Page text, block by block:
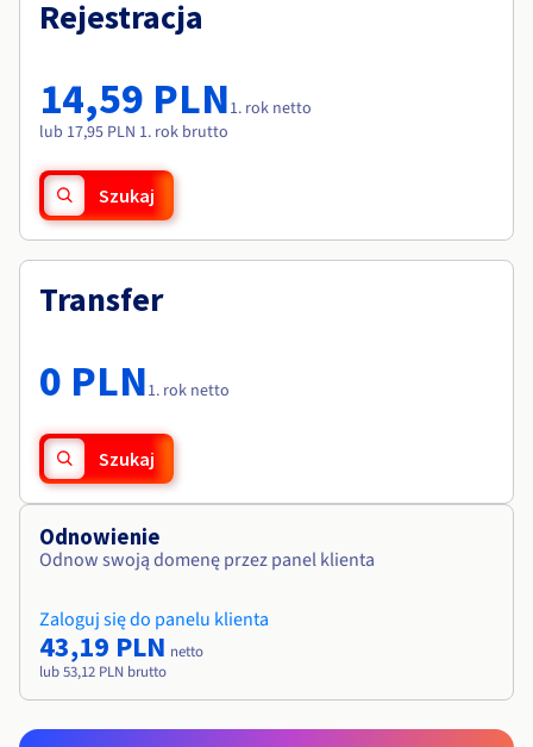
Cennik
Roadmap & Changelog
Monitorowanie
Roadmap & Changelog
Roadmap & Changelog
Roadmap & Changelog
Roadmap & Changelog
Rejestracja
14,59 PLN1. rok netto
lub 17,95 PLN 1. rok brutto
Szukaj
Transfer
0 PLN1. rok netto
Szukaj
Odnowienie
Odnow swoją domenę przez panel klienta
Zaloguj się do panelu klienta
43,19 PLN netto
lub 53,12 PLN brutto